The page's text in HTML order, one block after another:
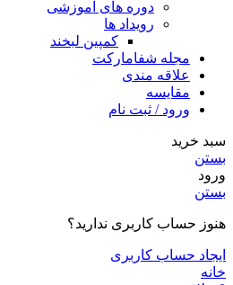
دوره های آموزشی
رویداد ها
کمپین لبخند
مجله شفامارکت
علاقه مندی
مقایسه
ورود / ثبت نام
سبد خرید
بستن
ورود
بستن
هنوز حساب کاربری ندارید؟
ایجاد حساب کاربری
خانه